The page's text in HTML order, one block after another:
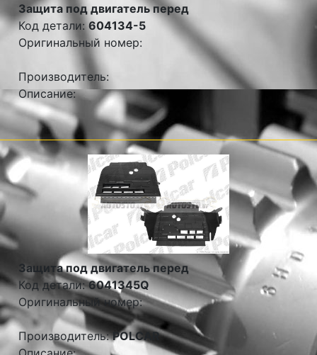
Защита под двигатель перед
Код детали:604134-5
Оригинальный номер:
Производитель:
Описание:
Защита под двигатель перед
Код детали:6041345Q
Оригинальный номер:
Производитель:POLCAR